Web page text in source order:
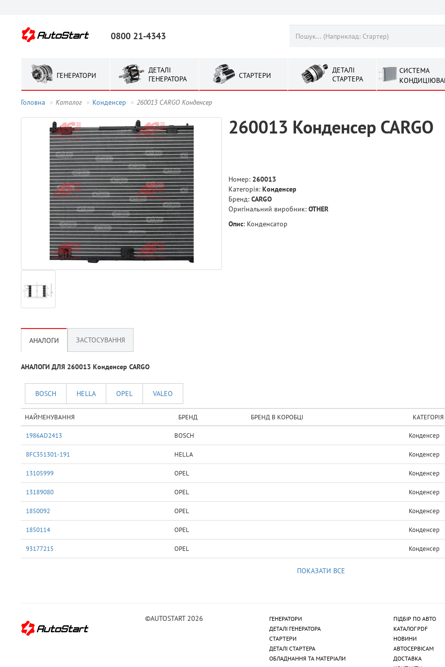
0800 21-4343
ГЕНЕРАТОРИ
ДЕТАЛІ
ГЕНЕРАТОРА
СТАРТЕРИ
ДЕТАЛІ
СТАРТЕРА
СИСТЕМА
Головна Каталог Конденсер 260013 CARGO Конденсер
260013 Конденсер CARGO
Номер: 260013
Категорія: Конденсер
Бренд: CARGO
Оригінальний виробник: OTHER
Опис: Конденсатор
АНАЛОГИ ЗАСТОСУВАННЯ
АНАЛОГИ ДЛЯ 260013 Конденсер CARGO
BOSCH HELLA OPEL VALEO
НАЙМЕНУВАННЯ БРЕНД БРЕНД В КОРОБЦІ КАТЕГОРІЯ
1986AD2413 BOSCH Конденсер
8FC351301-191 HELLA Конденсер
13105999 OPEL Конденсер
13189080 OPEL Конденсер
1850092 OPEL Конденсер
1850114 OPEL Конденсер
93177215 OPEL Конденсер
ПОКАЗАТИ ВСЕ
©AUTOSTART 2026
ГЕНЕРАТОРИ
ДЕТАЛІ ГЕНЕРАТОРА
СТАРТЕРИ
ДЕТАЛІ СТАРТЕРА
ОБЛАДНАННЯ ТА МАТЕРІАЛИ
ПІДБІР ПО АВТО
КАТАЛОГ PDF
НОВИНИ
АВТОСЕРВІСАМ
ДОСТАВКА